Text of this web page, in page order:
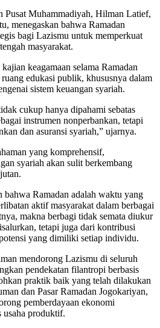
Pusat Muhammadiyah, Hilman Latief,
menegaskan bahwa Ramadan
bagi Lazismu untuk memperkuat
masyarakat.
keagamaan selama Ramadan
edukasi publik, khususnya dalam
sistem keuangan syariah.
cukup hanya dipahami sebatas
instrumen nonperbankan, tetapi
dan asuransi syariah,” ujarnya.
yang komprehensif,
syariah akan sulit berkembang
Ramadan adalah waktu yang
aktif masyarakat dalam berbagai
makna berbagi tidak semata diukur
tetapi juga dari kontribusi
yang dimiliki setiap individu.
mendorong Lazismu di seluruh
pendekatan filantropi berbasis
praktik baik yang telah dilakukan
dan Pasar Ramadan Jogokariyan,
pemberdayaan ekonomi
usaha produktif.